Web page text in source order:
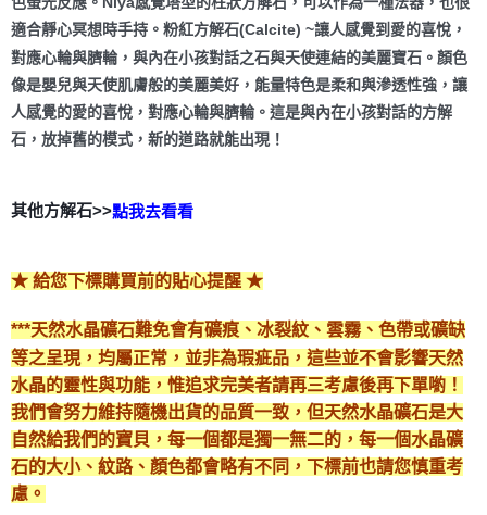
適合靜心冥想時手持。粉紅方解石(Calcite) ~讓人感覺到愛的喜悅，
對應心輪與臍輪，與內在小孩對話之石與天使連結的美麗寶石。顏色
像是嬰兒與天使肌膚般的美麗美好，能量特色是柔和與滲透性強，讓
人感覺的愛的喜悅，對應心輪與臍輪。這是與內在小孩對話的方解
石，放掉舊的模式，新的道路就能出現！
其他方解石>>點我去看看
★ 給您下標購買前的貼心提醒 ★
***天然水晶礦石難免會有礦痕、冰裂紋、雲霧、色帶或礦缺
等之呈現，均屬正常，並非為瑕疵品，這些並不會影響天然
水晶的靈性與功能，惟追求完美者請再三考慮後再下單喲！
我們會努力維持隨機出貨的品質一致，但天然水晶礦石是大
自然給我們的寶貝，每一個都是獨一無二的，每一個水晶礦
石的大小、紋路、顏色都會略有不同，下標前也請您慎重考
慮。